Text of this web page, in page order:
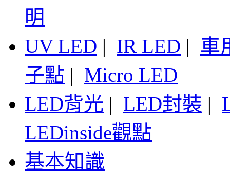
明
UV LED | IR LED | 車
子點 | Micro LED
LED背光 | LED封裝 |
LEDinside觀點
基本知識